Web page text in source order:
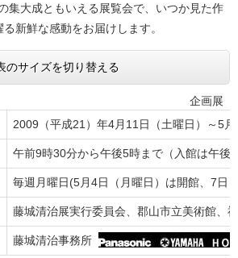
集大成ともいえる展覧会で、いつか見た作
新鮮な感動をお届けします。
のサイズを切り替える
企画展
2009（平成21）年4月11日（土曜日）～5
午前9時30分から午後5時まで（入館は午後
毎週月曜日(5月4日（月曜日）は開館、7日
藤城清治展実行委員会、郡山市立美術館、
藤城清治事務所